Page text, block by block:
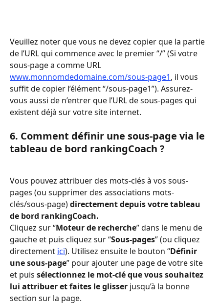
Veuillez noter que vous ne devez copier que la partie
de l’URL qui commence avec le premier “/” (Si votre
sous-page a comme URL
www.monnomdedomaine.com/sous-page1, il vous
suffit de copier l’élément “/sous-page1”). Assurez-
vous aussi de n’entrer que l’URL de sous-pages qui
existent déjà sur votre site internet.
6. Comment définir une sous-page via le
tableau de bord rankingCoach ?
Vous pouvez attribuer des mots-clés à vos sous-
pages (ou supprimer des associations mots-
clés/sous-page) directement depuis votre tableau
de bord rankingCoach.
Cliquez sur “Moteur de recherche” dans le menu de
gauche et puis cliquez sur “Sous-pages” (ou cliquez
directement ici). Utilisez ensuite le bouton “Définir
une sous-page” pour ajouter une page de votre site
et puis sélectionnez le mot-clé que vous souhaitez
lui attribuer et faites le glisser jusqu’à la bonne
section sur la page.